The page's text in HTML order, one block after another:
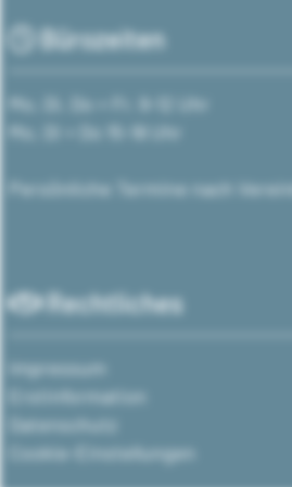
Bürozeiten
Mo, Di, Do + Fr. 9-12 Uhr
Mo, Di + Do 15-18 Uhr
Persönliche Termine nach
Rechtliches
Impressum
Erstinformation
Datenschutz
Cookie-Einstellungen